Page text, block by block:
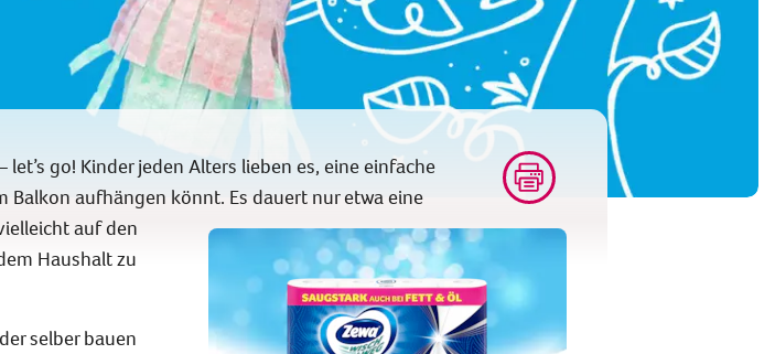
go! Kinder jeden Alters lieben es, eine einfache
aufhängen könnt. Es dauert nur etwa eine
auf den
Haushalt zu
selber bauen